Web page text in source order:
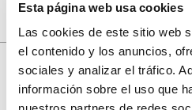
Esta página web usa cookies
Las cookies de este sitio web
el contenido y los anuncios,
sociales y analizar el tráfico.
información sobre el uso que
10% de